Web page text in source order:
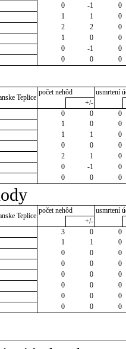
0 -1
0
1 1
0
2 2
0
1 0
0
0 -1
0
0 0 0
Teplice
počet nehôd
usmrtení
+/-
0 0
0
1 0
0
1 1
0
0 0
0
2 1
0
0 -1
0
0 0 0
Teplice
počet nehôd
usmrtení
+/-
3 0
0
1 1
0
0 0
0
0 0
0
0 0
0
0 0
0
0 0
0
0 0 0